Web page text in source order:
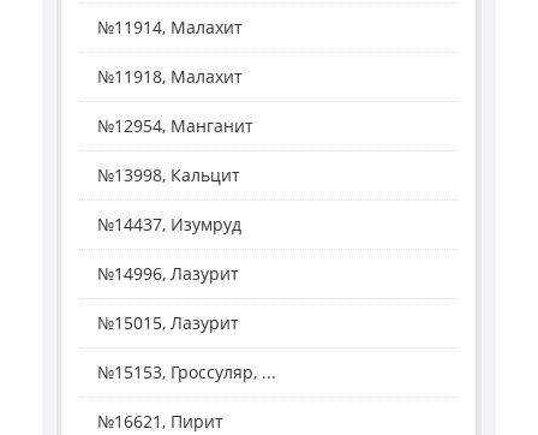
№11914, Малахит
№11918, Малахит
№12954, Манганит
№13998, Кальцит
№14437, Изумруд
№14996, Лазурит
№15015, Лазурит
№15153, Гроссуляр, ...
№16621, Пирит